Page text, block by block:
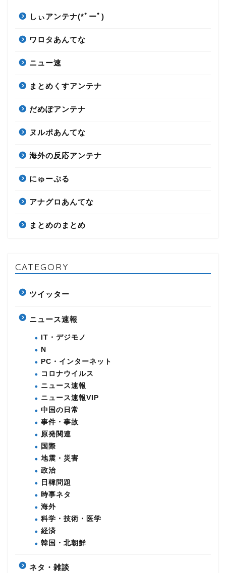
しぃアンテナ(*ﾟーﾟ)
ワロタあんてな
ニュー速
まとめくすアンテナ
だめぽアンテナ
ヌルポあんてな
海外の反応アンテナ
にゅーぷる
アナグロあんてな
まとめのまとめ
CATEGORY
ツイッター
ニュース速報
IT・デジモノ
N
PC・インターネット
コロナウイルス
ニュース速報
ニュース速報VIP
中国の日常
事件・事故
原発関連
国際
地震・災害
政治
日韓問題
時事ネタ
海外
科学・技術・医学
経済
韓国・北朝鮮
ネタ・雑談